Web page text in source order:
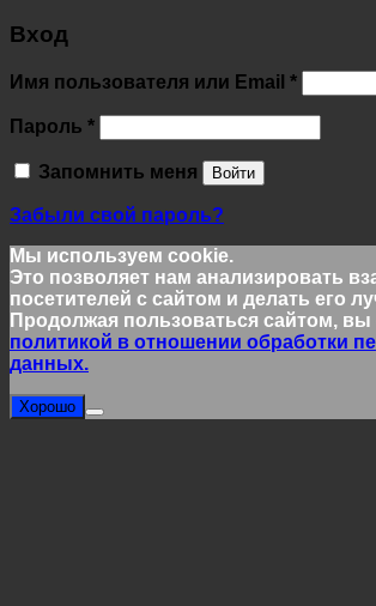
Вход
Имя пользователя или Email *
Пароль *Обязательно
Запомнить меня Войти
Забыли свой пароль?
Мы используем cookie.
Это позволяет нам анализировать
посетителей с сайтом и делать его
Продолжая пользоваться сайтом, вы
политикой в отношении обработки
данных.
Хорошо